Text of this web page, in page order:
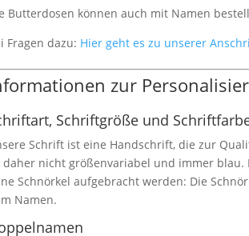
Butterdosen können auch mit Namen
Fragen dazu: Hier geht es zu unserer
zur
Schriftgröße und
Schrift ist eine Handschrift, die zur
daher nicht größenvariabel und immer blau.
Schnörkel aufgebracht werden: Die
Namen.